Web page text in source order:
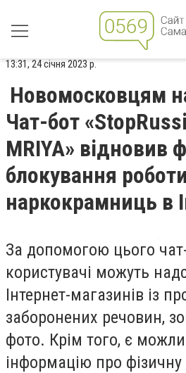
13:31, 24 січня 2023 р.
Новомосковцям
Чат-бот
MRIYA» відновив
блокування роботи
наркокрамниць в
За допомогою цього
користувачі можуть
Інтернет-магазинів із
заборонених речовин,
фото. Крім того, є
інформацію про фізичну